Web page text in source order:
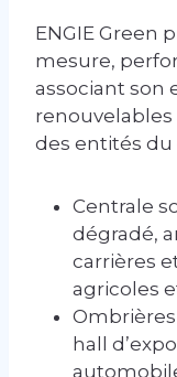
ENGIE Green
mesure,
associant son
des entités du
Centrale
dégradé,
carrières
agricoles
hall